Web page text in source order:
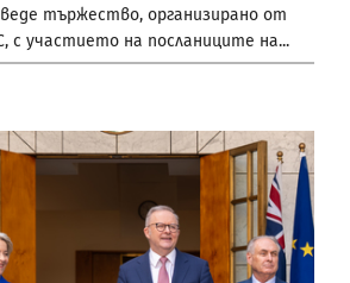
тържество, организирано от
с участието на посланиците на...